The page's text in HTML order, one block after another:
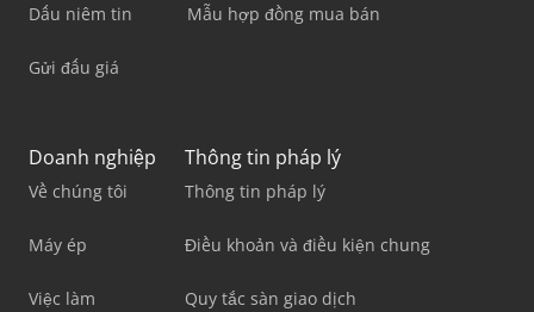
Dấu niêm tin
Gửi đấu giá
Mẫu hợp đồng mua bán
Doanh nghiệp
Về chúng tôi
Máy ép
Việc làm
Thông tin pháp lý
Thông tin pháp lý
Điều khoản và điều kiện chung
Quy tắc sàn giao dịch